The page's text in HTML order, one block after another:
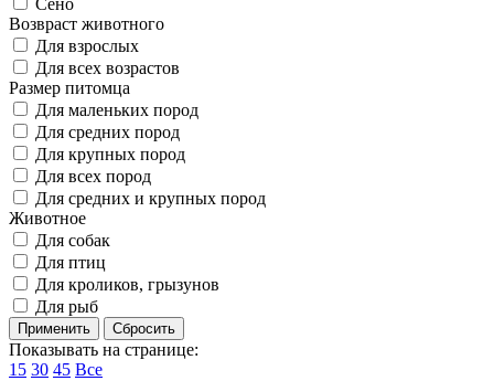
Сено
Возвраст животного
Для взрослых
Для всех возрастов
Размер питомца
Для маленьких пород
Для средних пород
Для крупных пород
Для всех пород
Для средних и крупных пород
Животное
Для собак
Для птиц
Для кроликов, грызунов
Для рыб
Показывать на странице:
15 30 45 Все